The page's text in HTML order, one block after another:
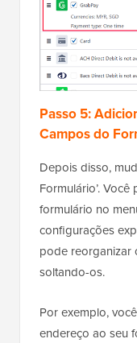
Passo 5:
Campos do
Depois disso,
Formulário’.
formulário no
configurações
pode reorganizar
soltando-os.
Por exemplo,
endereço ao seu